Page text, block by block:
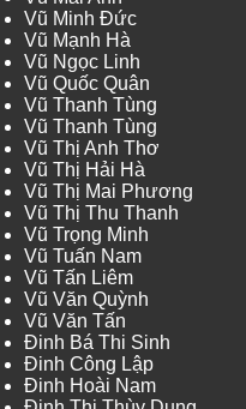
Vũ Minh Đức
Vũ Mạnh Hà
Vũ Ngọc Linh
Vũ Quốc Quân
Vũ Thanh Tùng
Vũ Thanh Tùng
Vũ Thị Anh Thơ
Vũ Thị Hải Hà
Vũ Thị Mai Phương
Vũ Thị Thu Thanh
Vũ Trọng Minh
Vũ Tuấn Nam
Vũ Tấn Liêm
Vũ Văn Quỳnh
Vũ Văn Tấn
Đinh Bá Thi Sinh
Đinh Công Lập
Đinh Hoài Nam